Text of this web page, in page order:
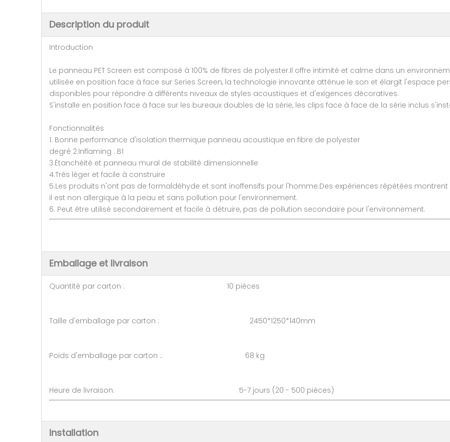
Description du produit
Introduction
Le panneau PET Screen est composé à 100% de fibres de polyester.Il offre intimité et calme dans un
utilisée en position face à face sur Series Screen, la technologie innovante atténue le son et élargit l'espace
disponibles pour répondre à différents niveaux de styles acoustiques et d'exigences décoratives.
S'installe en position face à face sur les bureaux doubles de la série, les clips face à face de la série inclus
Fonctionnalités
1. Bonne performance d'isolation thermique panneau acoustique en fibre de polyester
degré 2.Inflaming : B1
3.Étanchéité et panneau mural de stabilité dimensionnelle
4.Très léger et facile à construire
5.Les produits n'ont pas de formaldéhyde et sont inoffensifs pour l'homme.Des expériences répétées
il est non allergique à la peau et sans pollution pour l'environnement.
6. Peut être utilisé secondairement et facile à détruire, pas de pollution secondaire pour l'environnement.
Emballage et livraison
Quantité par carton : 10 pièces
Taille d'emballage par carton : 2450*1250*140mm
Poids d'emballage par carton :: 68 kg
Heure de livraison: 5-7 jours (20 - 500
Installation